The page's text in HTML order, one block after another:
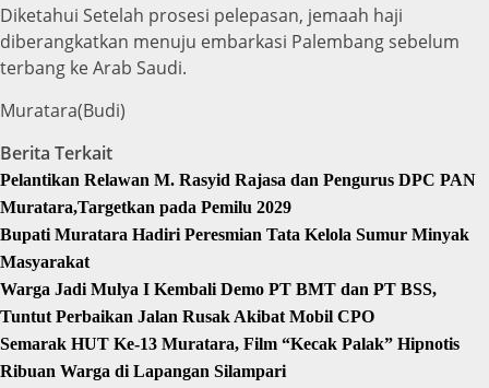
Diketahui Setelah prosesi pelepasan, jemaah haji
diberangkatkan menuju embarkasi Palembang sebelum
terbang ke Arab Saudi.
Muratara(Budi)
Berita Terkait
Pelantikan Relawan M. Rasyid Rajasa dan Pengurus DPC PAN
Muratara,Targetkan pada Pemilu 2029
Bupati Muratara Hadiri Peresmian Tata Kelola Sumur Minyak
Masyarakat
Warga Jadi Mulya I Kembali Demo PT BMT dan PT BSS,
Tuntut Perbaikan Jalan Rusak Akibat Mobil CPO
Semarak HUT Ke-13 Muratara, Film “Kecak Palak” Hipnotis
Ribuan Warga di Lapangan Silampari